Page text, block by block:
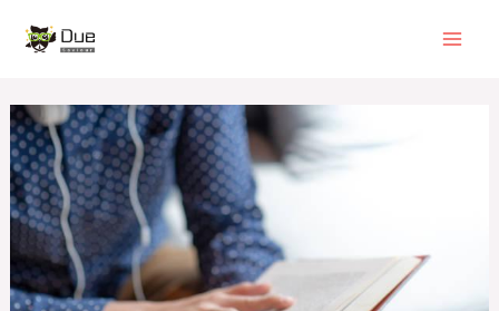
容
navigation